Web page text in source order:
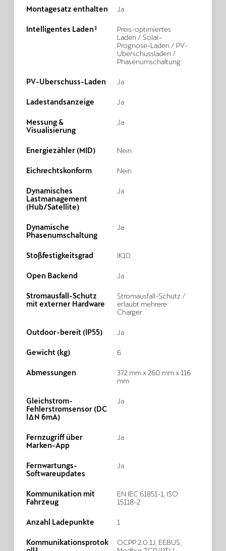
Montagesatz enthalten Ja
Intelligentes Laden²
Preis-optimiertes
Laden / Solar-
Prognose-Laden / PV-
Überschussladen /
Phasenumschaltung
PV-Überschuss-Laden Ja
Ladestandsanzeige Ja
Messung &
Visualisierung
Ja
Energiezähler (MID) Nein
Eichrechtskonform Nein
Dynamisches
Lastmanagement
(Hub/Satellite)
Ja
Dynamische
Phasenumschaltung
Ja
Stoßfestigkeitsgrad IK10
Open Backend Ja
Stromausfall-Schutz
mit externer Hardware
Stromausfall-Schutz /
erlaubt mehrere
Charger
Outdoor-bereit (IP55) Ja
Gewicht (kg) 6
Abmessungen
372 mm x 260 mm x 116
mm
Gleichstrom-
Fehlerstromsensor (DC
IΔN 6mA)
Ja
Fernzugriff über
Marken-App
Ja
Fernwartungs-
Softwareupdates
Ja
Kommunikation mit
Fahrzeug
EN IEC 61851-1, ISO
15118-2
Anzahl Ladepunkte 1
Kommunikationsprotok
OCPP 2.0.1J, EEBUS,